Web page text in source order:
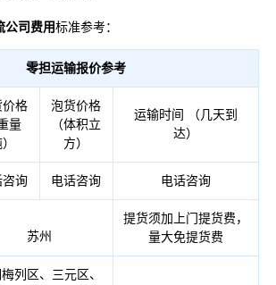
司费用标准参考：
零担运输报价参考
价格
量
泡货价格
（体积立
方）
运输时间 （几天到
达）
咨询 电话咨询 电话咨询
苏州
提货须加上门提货费，
量大免提货费
列区、三元区、